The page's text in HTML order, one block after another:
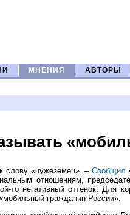
МНЕНИЯ АВТОРЫ
слову «чужеземец». –Сообщил
отношениям,
то негативный оттенок. Для
гражданин России».